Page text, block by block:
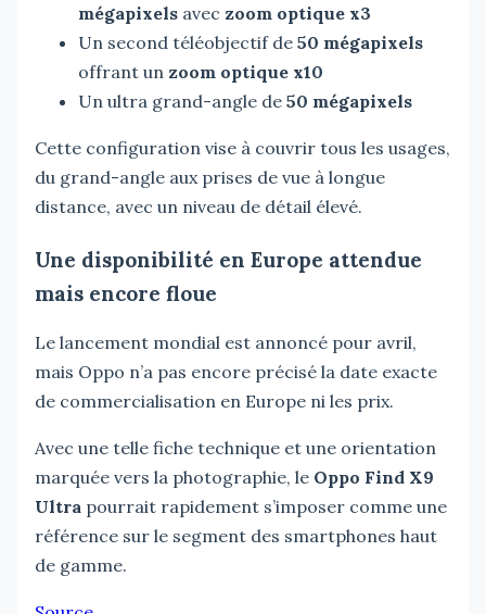
mégapixels avec zoom optique x3
Un second téléobjectif de 50 mégapixels
offrant un zoom optique x10
Un ultra grand-angle de 50 mégapixels
Cette configuration vise à couvrir tous les usages,
du grand-angle aux prises de vue à longue
distance, avec un niveau de détail élevé.
Une disponibilité en Europe attendue
mais encore floue
Le lancement mondial est annoncé pour avril,
mais Oppo n’a pas encore précisé la date exacte
de commercialisation en Europe ni les prix.
Avec une telle fiche technique et une orientation
marquée vers la photographie, le Oppo Find X9
Ultra pourrait rapidement s’imposer comme une
référence sur le segment des smartphones haut
de gamme.